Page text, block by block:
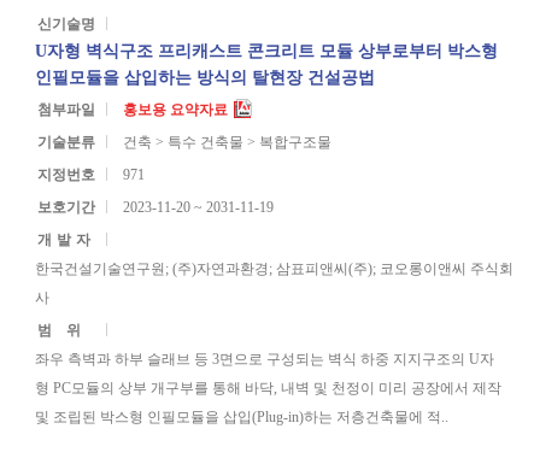
신기술명
U자형 벽식구조 프리캐스트 콘크리트 모듈 상부로부터 박스형
인필모듈을 삽입하는 방식의 탈현장 건설공법
첨부파일
홍보용 요약자료
기술분류
건축 > 특수 건축물 > 복합구조물
지정번호
971
보호기간
2023-11-20 ~ 2031-11-19
개발자
한국건설기술연구원; (주)자연과환경; 삼표피앤씨(주); 코오롱이앤씨 주식회
사
범위
좌우 측벽과 하부 슬래브 등 3면으로 구성되는 벽식 하중 지지구조의 U자
형 PC모듈의 상부 개구부를 통해 바닥, 내벽 및 천정이 미리 공장에서 제작
및 조립된 박스형 인필모듈을 삽입(Plug-in)하는 저층건축물에 적..